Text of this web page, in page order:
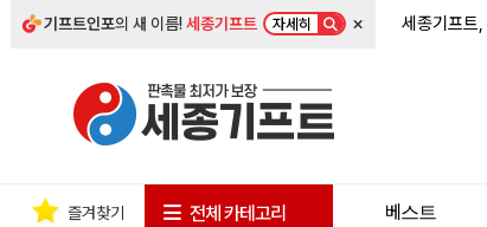
기프트인포의 새 이름!세종기프트 자세히 × 세종기프트,
즐겨찾기 전체 카테고리
베스트